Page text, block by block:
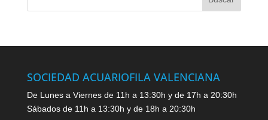
SOCIEDAD ACUARIOFILA VALENCIANA
De Lunes a Viernes de 11h a 13:30h y de 17h a 20:30h
Sábados de 11h a 13:30h y de 18h a 20:30h